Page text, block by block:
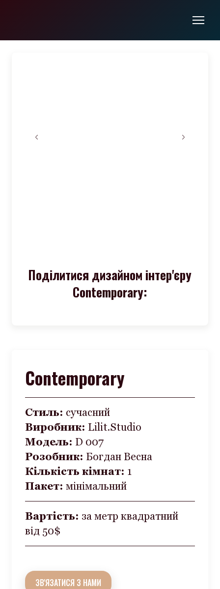
Поділитися дизайном інтер'єру
Contemporary:
Contemporary
Стиль: сучасний
Виробник: Lilit.Studio
Модель: D 007
Розобник: Богдан Весна
Кількість кімнат: 1
Пакет: мінімальний
Вартість: за метр квадратний
від 50$
ЗВ'ЯЗАТИСЯ З НАМИ